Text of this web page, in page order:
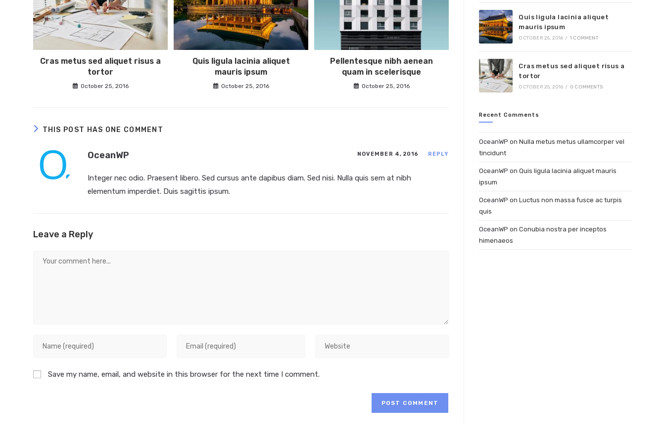
Cras metus sed aliquet risus a
tortor
October 25, 2016
Quis ligula lacinia aliquet
mauris ipsum
October 25, 2016
Pellentesque nibh aenean
quam in scelerisque
October 25, 2016
THIS POST HAS ONE COMMENT
OceanWP NOVEMBER 4, 2016 REPLY
Integer nec odio. Praesent libero. Sed cursus ante dapibus diam. Sed nisi. Nulla quis sem at nibh
elementum imperdiet. Duis sagittis ipsum.
Leave a Reply
Comment
or
address
URL
Save my name, email, and website in this browser for the next time I comment.
Quis ligula lacinia aliquet
mauris ipsum
OCTOBER 25, 2016 / 1 COMMENT
Cras metus sed aliquet risus a
tortor
OCTOBER 25, 2016 / 0 COMMENTS
Recent Comments
OceanWP onNulla metus metus ullamcorper vel
tincidunt
OceanWP onQuis ligula lacinia aliquet mauris
ipsum
OceanWP onLuctus non massa fusce ac turpis
quis
OceanWP onConubia nostra per inceptos
himenaeos